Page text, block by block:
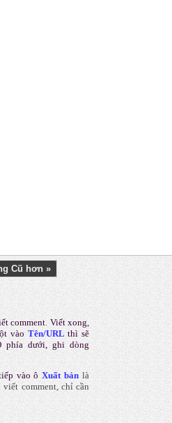
Cũ hơn »
comment. Viết xong,
vào Tên/URL thì sẽ
phía dưới, ghi dòng
vào ôXuất bản là
viết comment, chỉ cần